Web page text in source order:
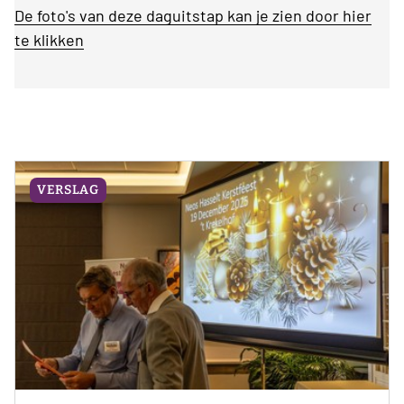
De foto's van deze daguitstap kan je zien door hier
te klikken
VERSLAG